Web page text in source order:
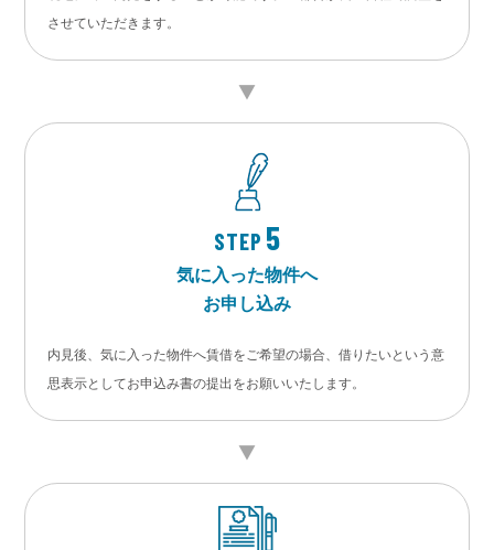
させていただきます。
STEP 5
気に入った物件へ
お申し込み
内見後、気に入った物件へ賃借をご希望の場合、借りたいという意
思表示としてお申込み書の提出をお願いいたします。